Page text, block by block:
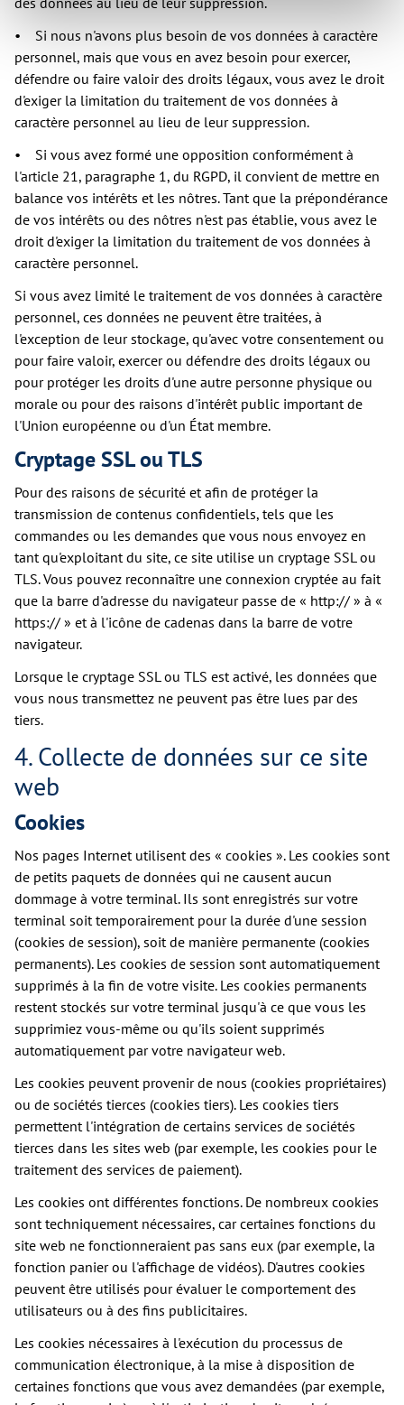
• Si nous n'avons plus besoin de vos données à caractère
personnel, mais que vous en avez besoin pour exercer,
défendre ou faire valoir des droits légaux, vous avez le droit
d'exiger la limitation du traitement de vos données à
caractère personnel au lieu de leur suppression.
• Si vous avez formé une opposition conformément à
l'article 21, paragraphe 1, du RGPD, il convient de mettre en
balance vos intérêts et les nôtres. Tant que la prépondérance
de vos intérêts ou des nôtres n'est pas établie, vous avez le
droit d'exiger la limitation du traitement de vos données à
caractère personnel.
Si vous avez limité le traitement de vos données à caractère
personnel, ces données ne peuvent être traitées, à
l'exception de leur stockage, qu'avec votre consentement ou
pour faire valoir, exercer ou défendre des droits légaux ou
pour protéger les droits d'une autre personne physique ou
morale ou pour des raisons d'intérêt public important de
l'Union européenne ou d'un État membre.
Cryptage SSL ou TLS
Pour des raisons de sécurité et afin de protéger la
transmission de contenus confidentiels, tels que les
commandes ou les demandes que vous nous envoyez en
tant qu'exploitant du site, ce site utilise un cryptage SSL ou
TLS. Vous pouvez reconnaître une connexion cryptée au fait
que la barre d'adresse du navigateur passe de « http:// » à «
https:// » et à l'icône de cadenas dans la barre de votre
navigateur.
Lorsque le cryptage SSL ou TLS est activé, les données que
vous nous transmettez ne peuvent pas être lues par des
tiers.
4. Collecte de données sur ce site
web
Cookies
Nos pages Internet utilisent des « cookies ». Les cookies sont
de petits paquets de données qui ne causent aucun
dommage à votre terminal. Ils sont enregistrés sur votre
terminal soit temporairement pour la durée d'une session
(cookies de session), soit de manière permanente (cookies
permanents). Les cookies de session sont automatiquement
supprimés à la fin de votre visite. Les cookies permanents
restent stockés sur votre terminal jusqu'à ce que vous les
supprimiez vous-même ou qu'ils soient supprimés
automatiquement par votre navigateur web.
Les cookies peuvent provenir de nous (cookies propriétaires)
ou de sociétés tierces (cookies tiers). Les cookies tiers
permettent l'intégration de certains services de sociétés
tierces dans les sites web (par exemple, les cookies pour le
traitement des services de paiement).
Les cookies ont différentes fonctions. De nombreux cookies
sont techniquement nécessaires, car certaines fonctions du
site web ne fonctionneraient pas sans eux (par exemple, la
fonction panier ou l'affichage de vidéos). D'autres cookies
peuvent être utilisés pour évaluer le comportement des
utilisateurs ou à des fins publicitaires.
Les cookies nécessaires à l'exécution du processus de
communication électronique, à la mise à disposition de
certaines fonctions que vous avez demandées (par exemple,